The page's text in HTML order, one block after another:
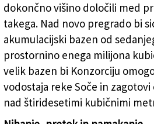
dokončno višino določili med
takega. Nad novo pregrado bi
akumulacijski bazen od
prostornino enega milijona
velik bazen bi Konzorciju
vodostaja reke Soče in
nad štiridesetimi kubičnimi